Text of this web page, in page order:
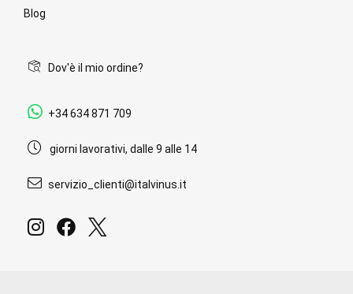
Blog
Dov'è il mio ordine?
+34 634 871 709
giorni lavorativi, dalle 9 alle 14
servizio_clienti@italvinus.it